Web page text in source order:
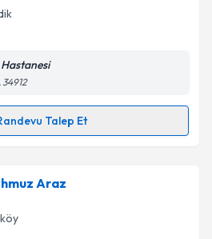
e-posta ile bilgilendireceğiz.
işlenmesine ilişkin
ve kişisel verilerimin belirtilen
Talep Et
Talebi
Zorbaiçin randevu takvimi
bu uzmandan randevu almanız
e-posta ile
Araz